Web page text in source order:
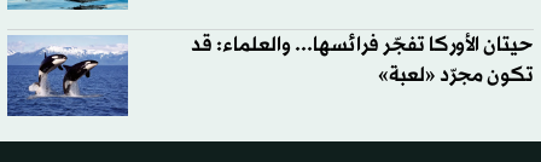
حيتان الأوركا تفجّر فرائسها... والعلماء: قد
تكون مجرّد «لعبة»